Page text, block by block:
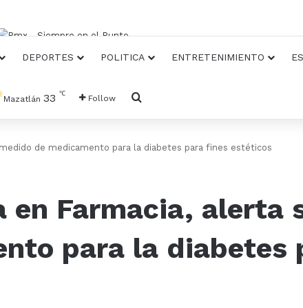
DEPORTES POLITICA ENTRETENIMIENTO
Mazatlán 33 ℃ Follow Busqueda
de medicamento para la diabetes para fines estéticos
Farmacia, alerta
para la diabetes